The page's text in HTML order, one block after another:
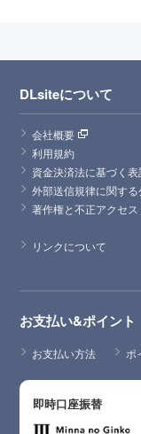
DLsiteについて
会社概要
利用規約
資金決済法に基づく表
外部送信規律に関する
著作権と不正アクセス
リンクについて
お支払い&ポイント
お支払い方法 ポ
即時口座振替